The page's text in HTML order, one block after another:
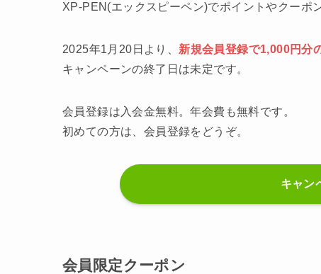
XP-PEN(エックスピーペン)でポイントやクーポ
2025年1月20日より、新規会員登録で1,000円分
キャンペーンの終了日は未定です。
会員登録は入会金無料。年会費も無料です。
初めての方は、会員登録をどうぞ。
キャン
会員限定クーポン